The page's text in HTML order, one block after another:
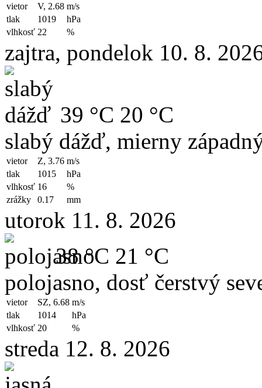
vietor V, 2.68 m/s
tlak
1019
hPa
vlhkosť 22 %
zajtra, pondelok 10. 8.
39 °C 20 °C
slabý dážď, mierny
vietor Z, 3.76 m/s
tlak
1015
hPa
vlhkosť 16
%
zrážky
0.17 mm
utorok 11. 8. 2026
38 °C 21 °C
polojasno, dosť čerstvý
vietor SZ, 6.68 m/s
tlak
1014
hPa
vlhkosť 20 %
streda 12. 8. 2026